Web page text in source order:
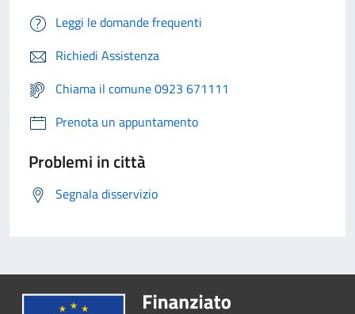
Leggi le domande frequenti
Richiedi Assistenza
Chiama il comune 0923 671111
Prenota un appuntamento
Problemi in città
Segnala disservizio